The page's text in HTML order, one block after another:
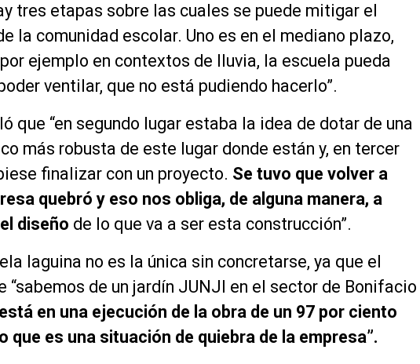
tres etapas sobre las cuales se puede mitigar el
la comunidad escolar. Uno es en el mediano plazo,
ejemplo en contextos de lluvia, la escuela pueda
ventilar, que no está pudiendo hacerlo”.
que “en segundo lugar estaba la idea de dotar de una
más robusta de este lugar donde están y, en tercer
finalizar con un proyecto. Se tuvo que volver a
quebró y eso nos obliga, de alguna manera, a
diseño de lo que va a ser esta construcción”.
laguina no es la única sin concretarse, ya que el
“sabemos de un jardín JUNJI en el sector de Bonifacio
en una ejecución de la obra de un 97 por ciento
que es una situación de quiebra de la empresa”.